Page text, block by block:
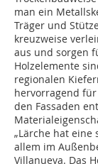
man ein
Träger und
kreuzweise
aus und sorgen
Holzelemente
regionalen
hervorragend
den Fassaden
„Lärche hat eine
allem im
Villanueva. Das